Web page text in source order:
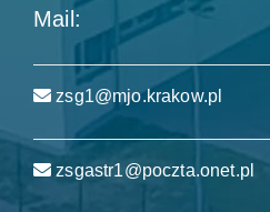
Mail:
zsg1@mjo.krakow.pl
zsgastr1@poczta.onet.pl